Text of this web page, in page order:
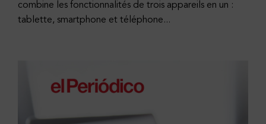
combine les fonctionnalités de trois appareils en un :
tablette, smartphone et téléphone...